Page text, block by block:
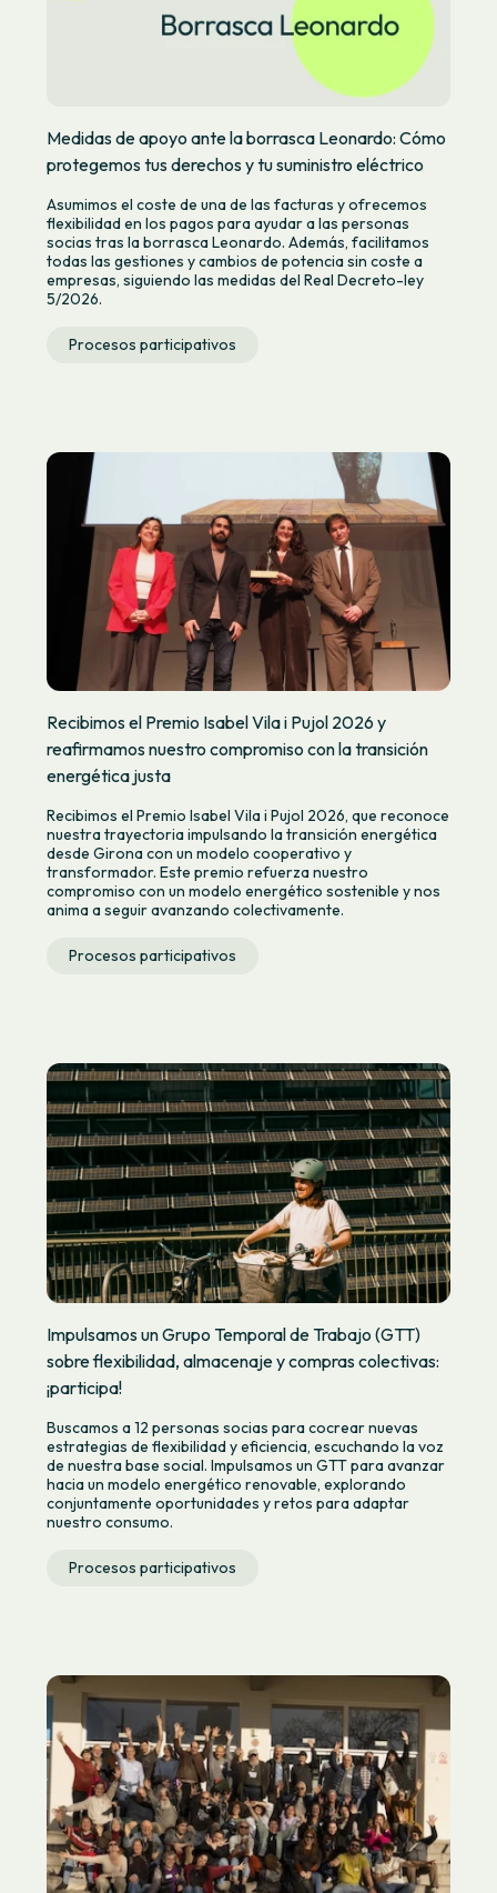
Medidas de apoyo ante la borrasca Leonardo: Cómo
protegemos tus derechos y tu suministro eléctrico
Asumimos el coste de una de las facturas y ofrecemos
flexibilidad en los pagos para ayudar a las personas
socias tras la borrasca Leonardo. Además, facilitamos
todas las gestiones y cambios de potencia sin coste a
empresas, siguiendo las medidas del Real Decreto-ley
5/2026.
Procesos participativos
Recibimos el Premio Isabel Vila i Pujol 2026 y
reafirmamos nuestro compromiso con la transición
energética justa
Recibimos el Premio Isabel Vila i Pujol 2026, que reconoce
nuestra trayectoria impulsando la transición energética
desde Girona con un modelo cooperativo y
transformador. Este premio refuerza nuestro
compromiso con un modelo energético sostenible y nos
anima a seguir avanzando colectivamente.
Procesos participativos
Impulsamos un Grupo Temporal de Trabajo (GTT)
sobre flexibilidad, almacenaje y compras colectivas:
¡participa!
Buscamos a 12 personas socias para cocrear nuevas
estrategias de flexibilidad y eficiencia, escuchando la voz
de nuestra base social. Impulsamos un GTT para avanzar
hacia un modelo energético renovable, explorando
conjuntamente oportunidades y retos para adaptar
nuestro consumo.
Procesos participativos